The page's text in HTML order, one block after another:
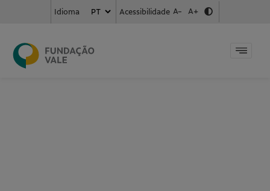
Idioma Acessibilidade A- A+